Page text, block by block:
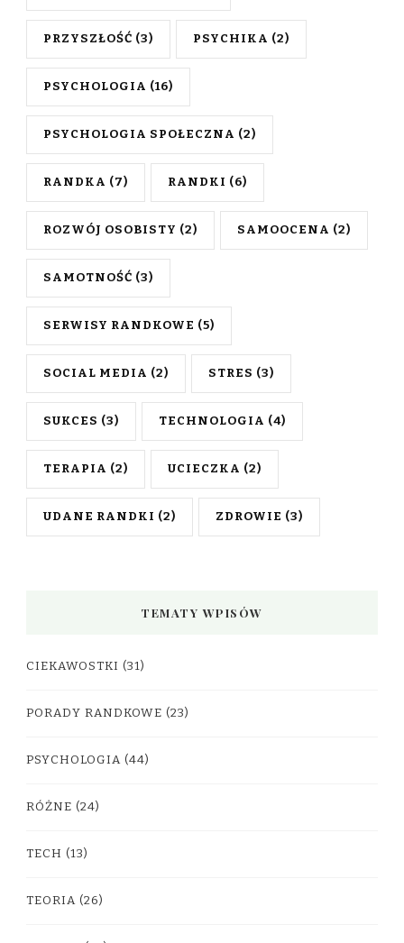
PRZYSZŁOŚĆ (3) PSYCHIKA (2)
PSYCHOLOGIA (16)
PSYCHOLOGIA SPOŁECZNA (2)
RANDKA (7) RANDKI (6)
ROZWÓJ OSOBISTY (2) SAMOOCENA (2)
SAMOTNOŚĆ (3)
SERWISY RANDKOWE (5)
SOCIAL MEDIA (2) STRES (3)
SUKCES (3) TECHNOLOGIA (4)
TERAPIA (2) UCIECZKA (2)
UDANE RANDKI (2) ZDROWIE (3)
TEMATY WPISÓW
CIEKAWOSTKI (31)
PORADY RANDKOWE (23)
PSYCHOLOGIA (44)
RÓŻNE (24)
TECH (13)
TEORIA (26)